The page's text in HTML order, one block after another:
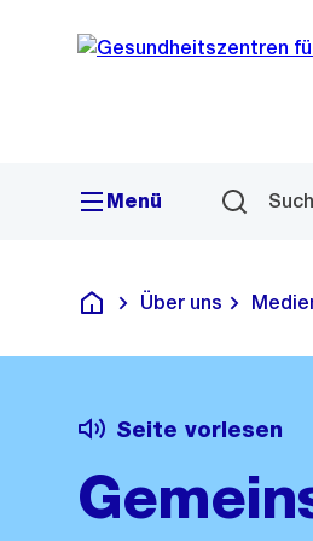
Navigation
Sprunglink
Menü
Gesundheitszentren für
Über uns
Seite vorlesen